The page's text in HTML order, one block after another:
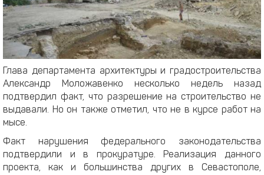
Глава департамента архитектуры и градостроительства
Александр Моложавенко несколько недель назад
подтвердил факт, что разрешение на строительство не
выдавали. Но он также отметил, что не в курсе работ на
мысе.
Факт нарушения федерального законодательства
подтвердили и в прокуратуре. Реализация данного
проекта, как и большинства других в Севастополе,